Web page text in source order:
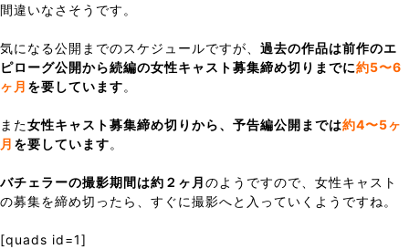
間違いなさそうです。
気になる公開までのスケジュールですが、 過去の作品は前作のエ
ピローグ公開から続編の女性キャスト募集締め切りまでに約5〜6
ヶ月 を要しています。
また女性キャスト募集締め切りから、予告編公開までは約4〜5ヶ
月 を要しています。
バチェラーの撮影期間は約２ヶ月のようですので、女性キャスト
の募集を締め切ったら、すぐに撮影へと入っていくようですね。
[quads id=1]